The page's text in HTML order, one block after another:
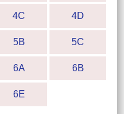
4C 4D
5B 5C
6A 6B
6E